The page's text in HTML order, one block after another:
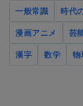
一般常識 時代
漫画アニメ
芸
漢字
数学 物